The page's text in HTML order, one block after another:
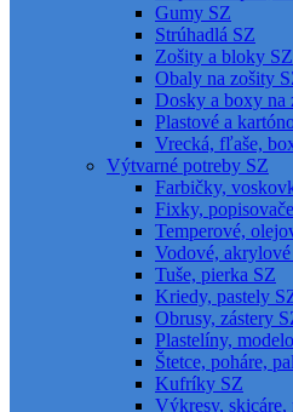
Gumy SZ
Strúhadlá SZ
Zošity a bloky SZ
Obaly na zošity
Dosky a boxy na
Plastové a
Vrecká, fľaše,
Výtvarné potreby SZ
Farbičky,
Fixky,
Temperové,
Vodové,
Tuše, pierka SZ
Kriedy, pastely
Obrusy, zástery
Plastelíny,
Štetce, poháre,
Kufríky SZ
Výkresy, skicáre,